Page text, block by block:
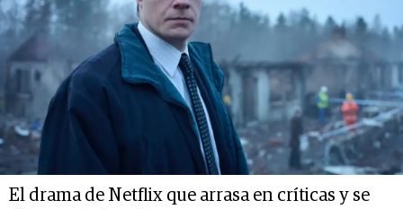
El drama de Netflix que arrasa en críticas y se